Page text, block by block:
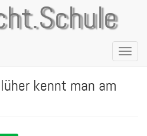
kennt man am